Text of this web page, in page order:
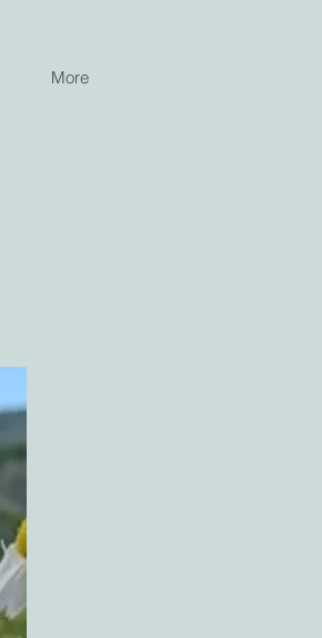
More